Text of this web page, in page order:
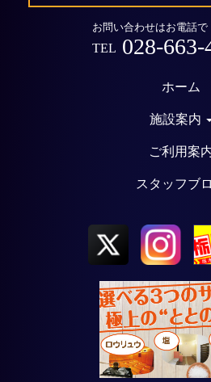
お問い合わせはお電話で
TEL 028-663-
ホーム
施設案内
ご利用案
スタッフブ